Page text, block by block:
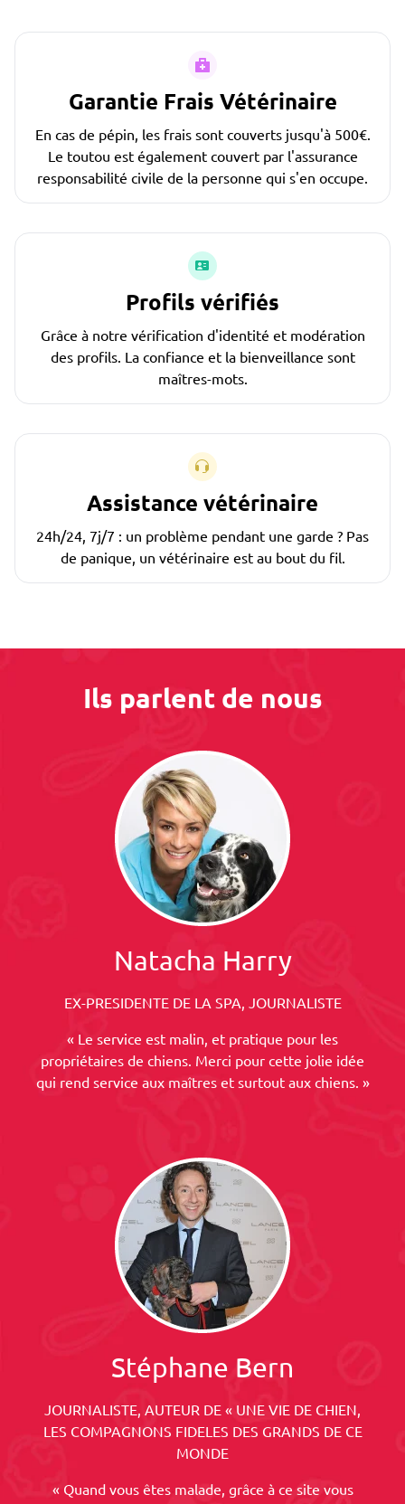
Garantie Frais Vétérinaire
En cas de pépin, les frais sont couverts jusqu'à 500€.
Le toutou est également couvert par l'assurance
responsabilité civile de la personne qui s'en occupe.
Profils vérifiés
Grâce à notre vérification d'identité et modération
des profils. La confiance et la bienveillance sont
maîtres-mots.
Assistance vétérinaire
24h/24, 7j/7 : un problème pendant une garde ? Pas
de panique, un vétérinaire est au bout du fil.
Ils parlent de nous
Natacha Harry
EX-PRESIDENTE DE LA SPA, JOURNALISTE
« Le service est malin, et pratique pour les
propriétaires de chiens. Merci pour cette jolie idée
qui rend service aux maîtres et surtout aux chiens. »
Stéphane Bern
JOURNALISTE, AUTEUR DE « UNE VIE DE CHIEN,
LES COMPAGNONS FIDELES DES GRANDS DE CE
MONDE
« Quand vous êtes malade, grâce à ce site vous